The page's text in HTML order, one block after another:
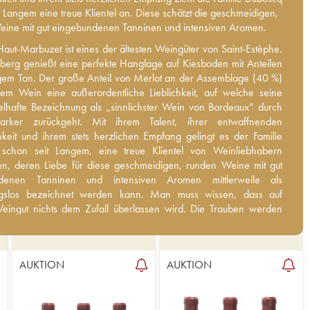
Langem eine treue Klientel an. Diese schätzt die geschmeidigen,
mit gut eingebundenen Tanninen und intensiven Aromen.
Marbuzet ist eines der ältesten Weingüter von Saint-Estèphe.
genießt eine perfekte Hanglage auf Kiesboden mit Anteilen
Ton. Der große Anteil von Merlot an der Assemblage (40 %)
Wein eine außerordentliche Lieblichkeit, auf welche seine
Bezeichnung als „sinnlichster Wein von Bordeaux“ durch
zurückgeht. Mit ihrem Talent, ihrer entwaffnenden
und ihrem stets herzlichen Empfang gelingt es der Familie
seit Langem, eine treue Klientel von Weinliebhabern
deren Liebe für diese geschmeidigen, runden Weine mit gut
Tanninen und intensiven Aromen mittlerweile als
bezeichnet werden kann. Man muss wissen, dass auf diesem
dem Zufall überlassen wird. Die Trauben werden sehr reif und
gelegt wird. Die Weine werden also in thermoregulierten
oder Holzbottichen vinifiziert. Im Anschluss reifen sie eineinhalb
in neuen Barriques. Pro Jahr werden etwa 360 000 Flaschen
Marbuzet ist eines der ältesten Weingüter von Saint-Estèphe.
genießt eine perfekte Hanglage auf Kiesboden mit Anteilen
Ton. Der große Anteil von Merlot an der Assemblage (40 %)
Wein eine außerordentliche Lieblichkeit, auf welche seine
Bezeichnung als „sinnlichster Wein von Bordeaux“ durch
zurückgeht. Mit ihrem Talent, ihrer entwaffnenden
und ihrem stets herzlichen Empfang gelingt es der Familie
schon seit Langem, eine treue Klientel von Weinliebhabern
deren Liebe für diese geschmeidigen, runden Weine mit gut
Tanninen und intensiven Aromen mittlerweile als
bezeichnet werden kann. Man muss wissen, dass auf
nichts dem Zufall überlassen wird. Die Trauben werden
Wert auf Tradition gelegt wird. Die Weine werden also in
Betontanks oder Holzbottichen vinifiziert. Im Anschluss
eineinhalb Jahre lang in neuen Barriques. Pro Jahr werden etwa
AUKTION AUKTION